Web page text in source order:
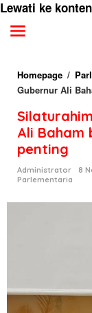
Lewati ke konten
Homepage /
Gubernur Ali
Ali Baham
penting
Administrator
8
Parlementaria